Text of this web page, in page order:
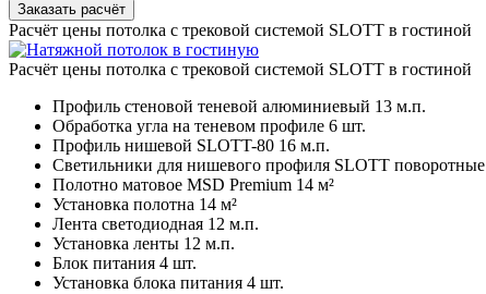
Заказать расчёт
Расчёт цены потолка с трековой системой SLOTT в гостиной
Расчёт цены потолка с трековой системой SLOTT в гостиной
Профиль стеновой теневой алюминиевый 13 м.п.
Обработка угла на теневом профиле 6 шт.
Профиль нишевой SLOTT-80 16 м.п.
Светильники для нишевого профиля SLOTT поворотные
Полотно матовое MSD Premium 14 м²
Установка полотна 14 м²
Лента светодиодная 12 м.п.
Установка ленты 12 м.п.
Блок питания 4 шт.
Установка блока питания 4 шт.